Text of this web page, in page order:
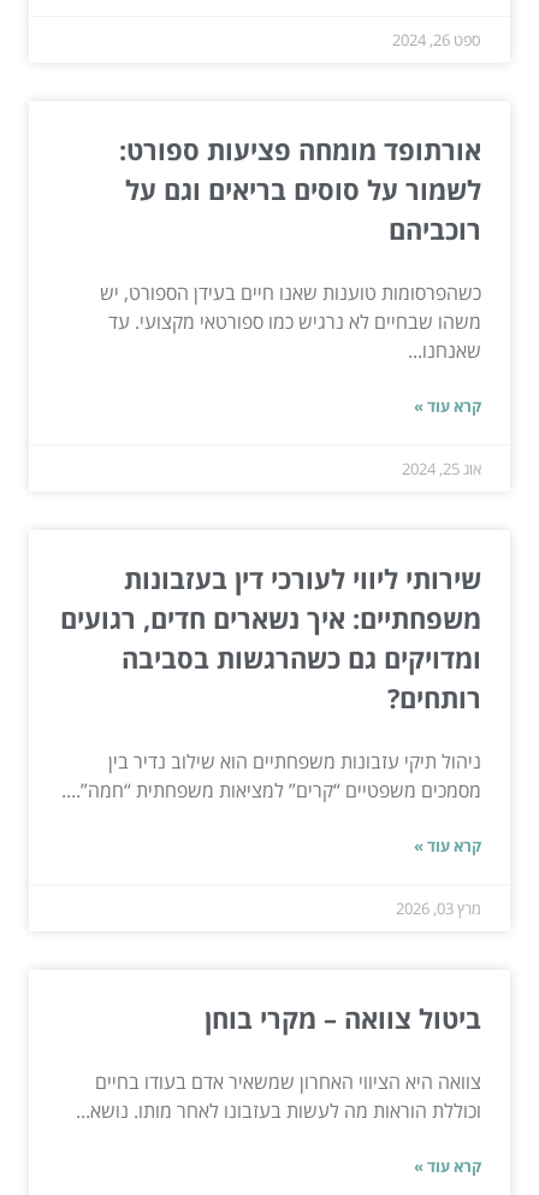
ספט 26, 2024
אורתופד מומחה פציעות ספורט:
לשמור על סוסים בריאים וגם על
רוכביהם
כשהפרסומות טוענות שאנו חיים בעידן הספורט, יש
משהו שבחיים לא נרגיש כמו ספורטאי מקצועי. עד
שאנחנו...
קרא עוד »
אוג 25, 2024
שירותי ליווי לעורכי דין בעזבונות
משפחתיים: איך נשארים חדים, רגועים
ומדויקים גם כשהרגשות בסביבה
רותחים?
ניהול תיקי עזבונות משפחתיים הוא שילוב נדיר בין
מסמכים משפטיים “קרים” למציאות משפחתית “חמה”....
קרא עוד »
מרץ 03, 2026
ביטול צוואה – מקרי בוחן
צוואה היא הציווי האחרון שמשאיר אדם בעודו בחיים
וכוללת הוראות מה לעשות בעזבונו לאחר מותו. נושא...
קרא עוד »